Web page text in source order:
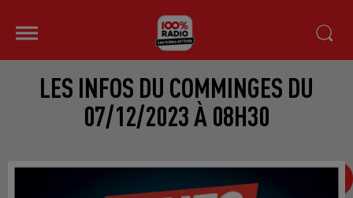
LES INFOS DU COMMINGES DU
07/12/2023 À 08H30